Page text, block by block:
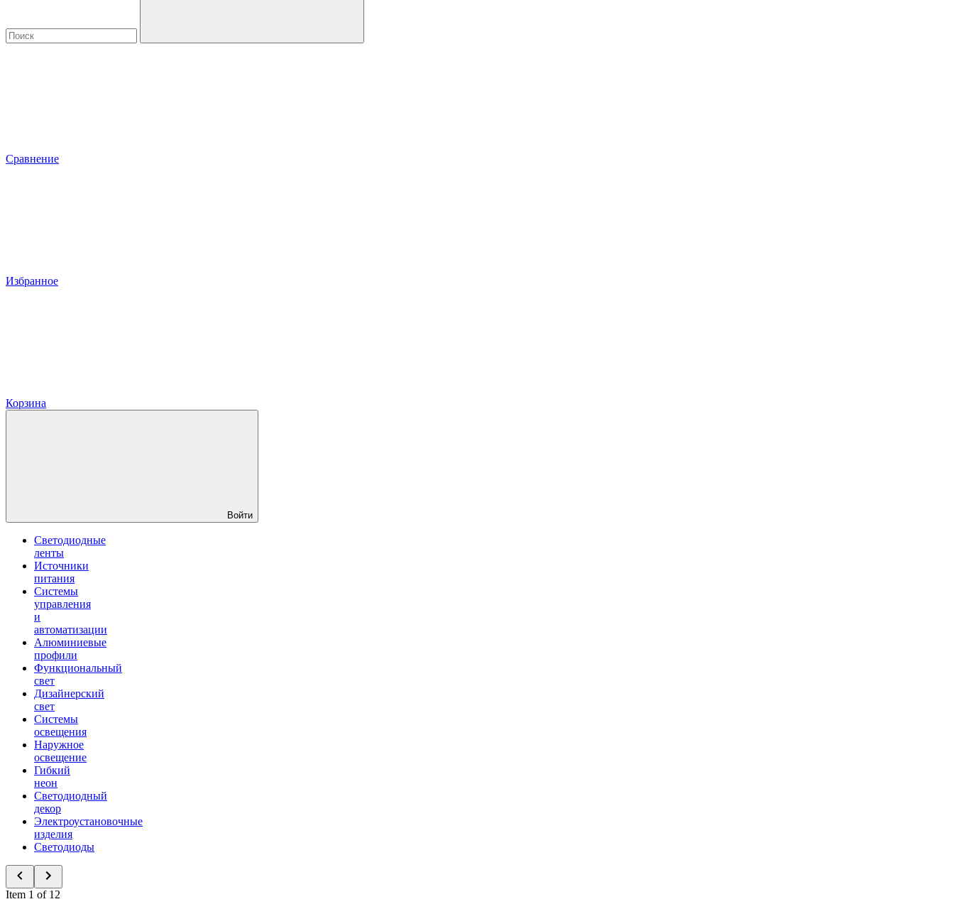
Сравнение
Избранное
Корзина
Войти
Светодиодные
ленты
Источники
питания
Системы
управления
и
автоматизации
Алюминиевые
профили
Функциональный
свет
Дизайнерский
свет
Системы
освещения
Наружное
освещение
Гибкий
неон
Светодиодный
декор
Электроустановочные
изделия
Светодиоды
Item 1 of 12